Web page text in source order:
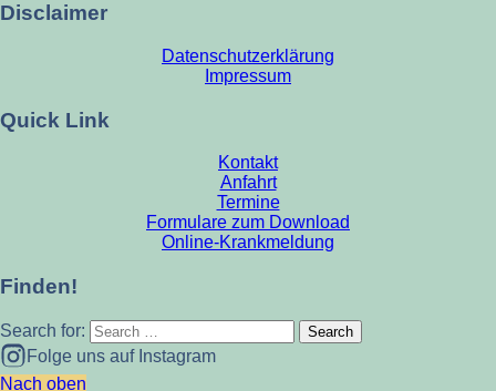
Disclaimer
Datenschutzerklärung
Impressum
Quick Link
Kontakt
Anfahrt
Termine
Formulare zum Download
Online-Krankmeldung
Finden!
Search for:
Folge uns auf Instagram
Nach oben